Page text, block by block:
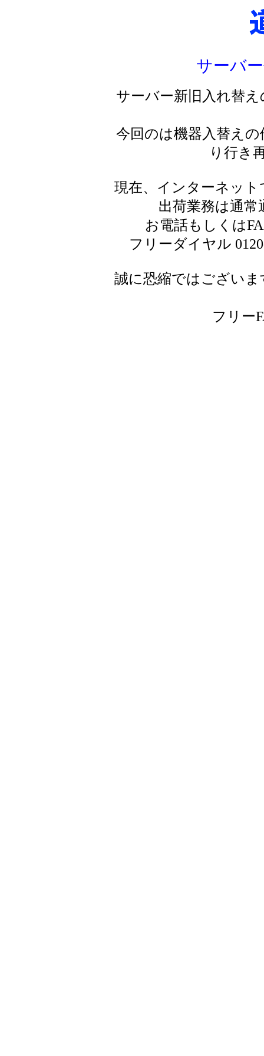
サーバ
サーバー新旧入れ替
今回のは機器入替え
り行き
現在、インターネッ
出荷業務は通
お電話もしくは
フリーダイヤル
誠に恐縮ではござい
フリー